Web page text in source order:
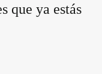
que ya estás